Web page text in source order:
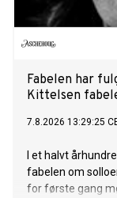
Fabelen har
Kittelsen
7.8.2026 13:29:25
I et halvt
fabelen om
for første gang